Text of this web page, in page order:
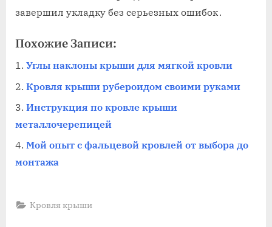
завершил укладку без серьезных ошибок․
Похожие Записи:
Углы наклоны крыши для мягкой кровли
Кровля крыши рубероидом своими руками
Инструкция по кровле крыши
металлочерепицей
Мой опыт с фальцевой кровлей от выбора до
монтажа
Кровля крыши